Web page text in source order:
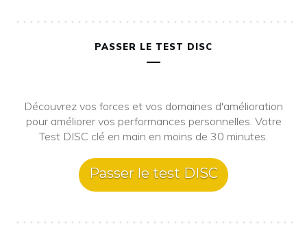
PASSER LE TEST DISC
Découvrez vos forces et vos domaines d'amélioration
pour améliorer vos performances personnelles. Votre
Test DISC clé en main en moins de 30 minutes.
Passer le test DISC